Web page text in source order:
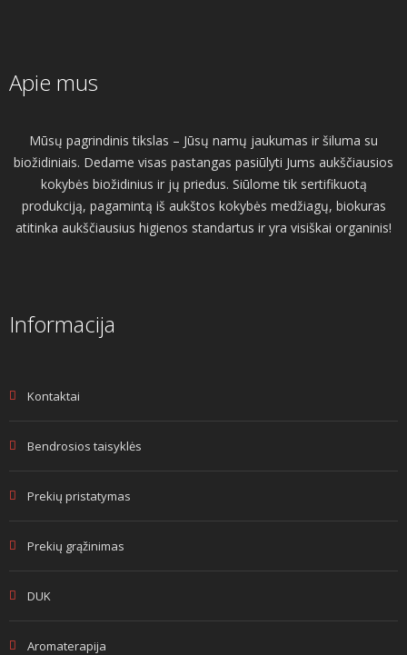
Apie mus
Mūsų pagrindinis tikslas – Jūsų namų jaukumas ir šiluma su
biožidiniais. Dedame visas pastangas pasiūlyti Jums aukščiausios
kokybės biožidinius ir jų priedus. Siūlome tik sertifikuotą
produkciją, pagamintą iš aukštos kokybės medžiagų, biokuras
atitinka aukščiausius higienos standartus ir yra visiškai organinis!
Informacija
Kontaktai
Bendrosios taisyklės
Prekių pristatymas
Prekių grąžinimas
DUK
Aromaterapija